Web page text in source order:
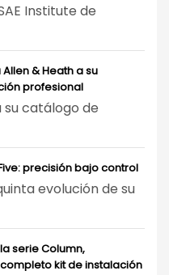
Institute de
& Heath a su
profesional
su catálogo de
precisión bajo control
evolución de su
serie Column,
kit de instalación